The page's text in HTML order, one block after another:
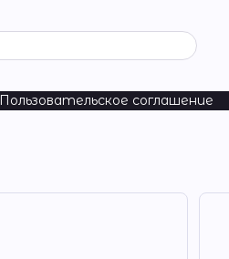
Пользовательское соглашение